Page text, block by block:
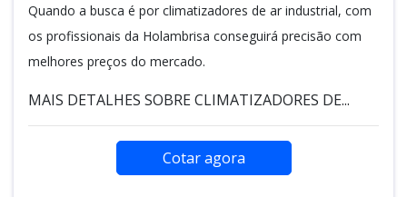
Quando a busca é por climatizadores de ar industrial, com
os profissionais da Holambrisa conseguirá precisão com
melhores preços do mercado.
MAIS DETALHES SOBRE CLIMATIZADORES DE...
Cotar agora